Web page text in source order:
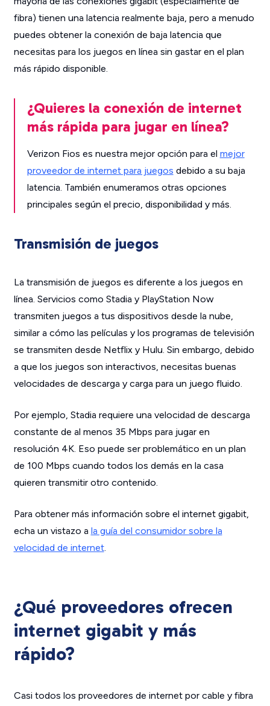
fibra) tienen una latencia realmente baja, pero a menudo
puedes obtener la conexión de baja latencia que
necesitas para los juegos en línea sin gastar en el plan
más rápido disponible.
¿Quieres la conexión de internet
más rápida para jugar en línea?
Verizon Fios es nuestra mejor opción para el mejor
proveedor de internet para juegos debido a su baja
latencia. También enumeramos otras opciones
principales según el precio, disponibilidad y más.
Transmisión de juegos
La transmisión de juegos es diferente a los juegos en
línea. Servicios como Stadia y PlayStation Now
transmiten juegos a tus dispositivos desde la nube,
similar a cómo las películas y los programas de televisión
se transmiten desde Netflix y Hulu. Sin embargo, debido
a que los juegos son interactivos, necesitas buenas
velocidades de descarga y carga para un juego fluido.
Por ejemplo, Stadia requiere una velocidad de descarga
constante de al menos 35 Mbps para jugar en
resolución 4K. Eso puede ser problemático en un plan
de 100 Mbps cuando todos los demás en la casa
quieren transmitir otro contenido.
Para obtener más información sobre el internet gigabit,
echa un vistazo a la guía del consumidor sobre la
velocidad de internet.
¿Qué proveedores ofrecen
internet gigabit y más
rápido?
Casi todos los proveedores de internet por cable y fibra